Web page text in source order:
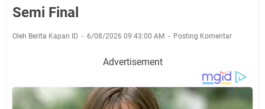
Semi Final
Oleh Berita Kapan ID 6/08/2026 09:43:00 AM Posting Komentar
Advertisement